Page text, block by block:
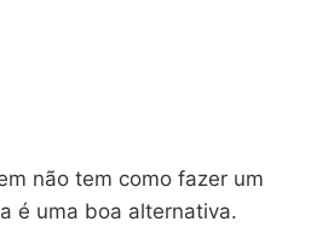
não tem como fazer um
é uma boa alternativa.